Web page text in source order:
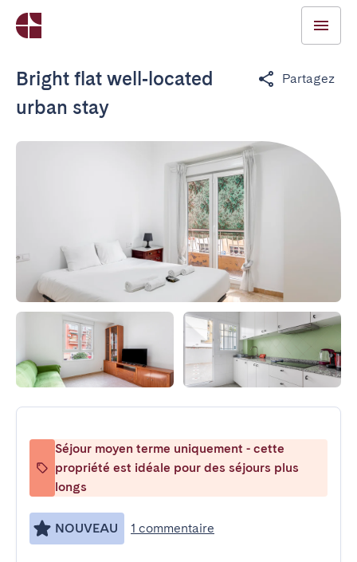
Bright flat well‑located
urban stay
Partagez
Séjour moyen terme uniquement - cette
propriété est idéale pour des séjours plus
longs
NOUVEAU 1 commentaire